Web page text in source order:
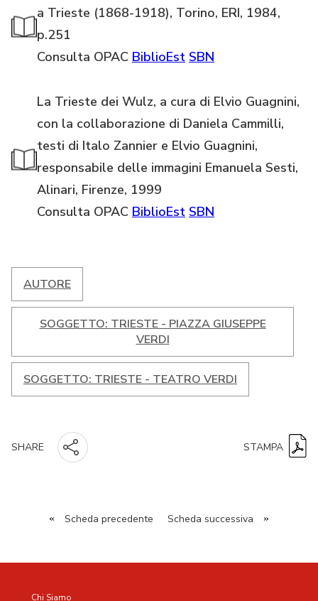
a Trieste (1868-1918), Torino, ERI, 1984,
p.251
Consulta OPAC BiblioEst SBN
La Trieste dei Wulz, a cura di Elvio Guagnini,
con la collaborazione di Daniela Cammilli,
testi di Italo Zannier e Elvio Guagnini,
responsabile delle immagini Emanuela Sesti,
Alinari, Firenze, 1999
Consulta OPAC BiblioEst SBN
AUTORE
SOGGETTO: TRIESTE - PIAZZA GIUSEPPE
VERDI
SOGGETTO: TRIESTE - TEATRO VERDI
SHARE STAMPA
« Scheda precedente Scheda successiva »
Chi Siamo